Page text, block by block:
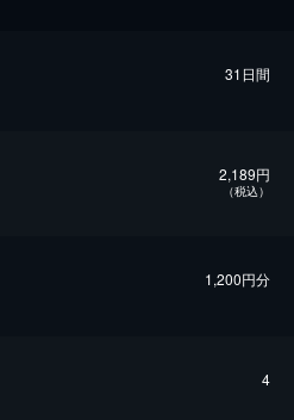
31日間
2,189円
（税込）
1,200円分
4